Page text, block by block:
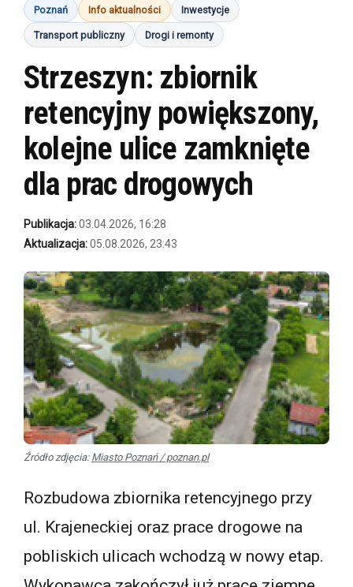
Poznań Info aktualności Inwestycje
Transport publiczny Drogi i remonty
Strzeszyn: zbiornik
retencyjny powiększony,
kolejne ulice zamknięte
dla prac drogowych
Publikacja:03.04.2026, 16:28
Aktualizacja:05.08.2026, 23:43
Źródło zdjęcia: Miasto Poznań / poznan.pl
Rozbudowa zbiornika retencyjnego przy
ul. Krajeneckiej oraz prace drogowe na
pobliskich ulicach wchodzą w nowy etap.